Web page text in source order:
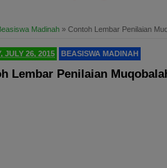
Madinah » Contoh Lembar Penilaian
JULY 26, 2015 BEASISWA MADINAH
Lembar Penilaian